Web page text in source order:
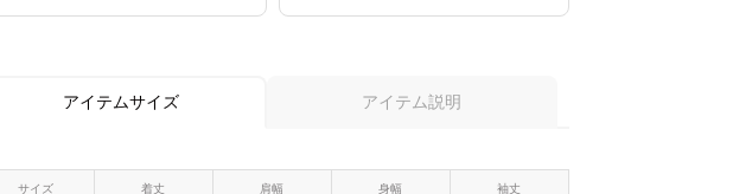
アイテムサイズ アイテム説明
サイズ 着丈 肩幅 身幅 袖丈